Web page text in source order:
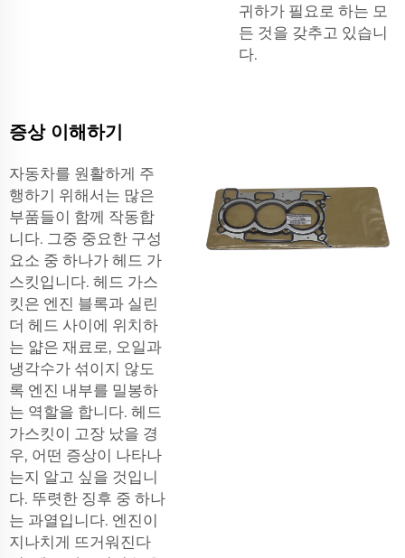
귀하가 필요로 하는 모
든 것을 갖추고 있습니
다.
증상 이해하기
자동차를 원활하게 주
행하기 위해서는 많은
부품들이 함께 작동합
니다. 그중 중요한 구성
요소 중 하나가 헤드 가
스킷입니다. 헤드 가스
킷은 엔진 블록과 실린
더 헤드 사이에 위치하
는 얇은 재료로, 오일과
냉각수가 섞이지 않도
록 엔진 내부를 밀봉하
는 역할을 합니다. 헤드
가스킷이 고장 났을 경
우, 어떤 증상이 나타나
는지 알고 싶을 것입니
다. 뚜렷한 징후 중 하나
는 과열입니다. 엔진이
지나치게 뜨거워진다